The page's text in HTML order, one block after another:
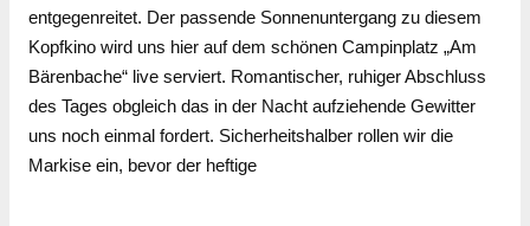
entgegenreitet. Der passende Sonnenuntergang zu diesem
Kopfkino wird uns hier auf dem schönen Campinplatz „Am
Bärenbache“ live serviert. Romantischer, ruhiger Abschluss
des Tages obgleich das in der Nacht aufziehende Gewitter
uns noch einmal fordert. Sicherheitshalber rollen wir die
Markise ein, bevor der heftige